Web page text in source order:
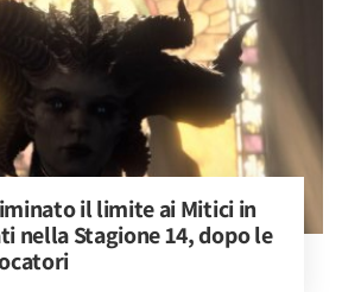
il limite ai Mitici in
nella Stagione 14, dopo le